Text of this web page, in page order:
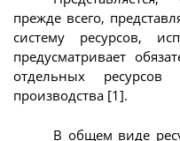
прежде всего,
систему ресурсов,
предусматривает
отдельных ресурсов
производства [1].
В общем виде